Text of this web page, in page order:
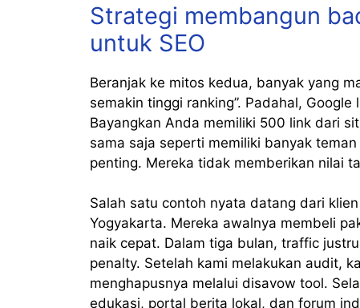
Strategi membangun
untuk SEO
Beranjak ke mitos kedua, banyak yang
semakin tinggi ranking”. Padahal,
Bayangkan Anda memiliki 500 link dari
sama saja seperti memiliki banyak
penting. Mereka tidak memberikan nilai
Salah satu contoh nyata datang dari
Yogyakarta. Mereka awalnya membeli
naik cepat. Dalam tiga bulan, traffic
penalty. Setelah kami melakukan audit,
menghapusnya melalui disavow tool.
edukasi, portal berita lokal, dan forum